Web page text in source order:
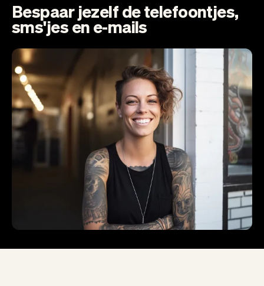
Bespaar jezelf de telefoontjes,
sms'jes en e-mails